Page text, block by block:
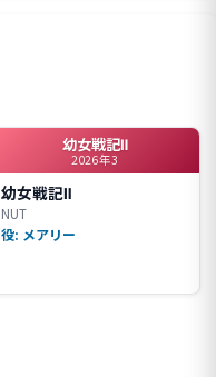
幼女戦記Ⅱ
2026年3
幼女戦記Ⅱ
NUT
役: メアリー